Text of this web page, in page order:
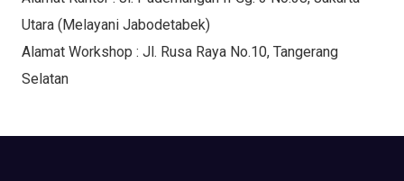
Utara (Melayani Jabodetabek)
Alamat Workshop : Jl. Rusa Raya No.10, Tangerang
Selatan